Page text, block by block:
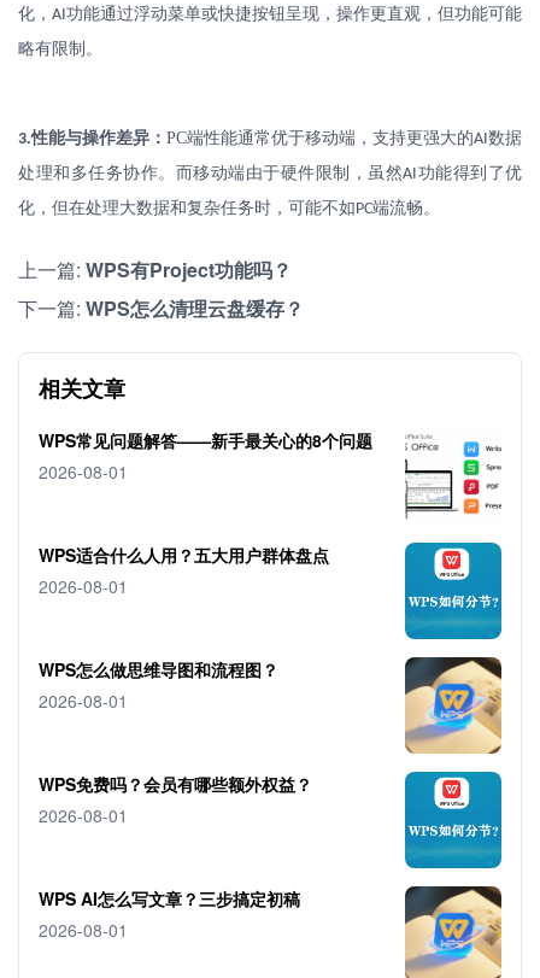
化， AI功能通过浮动菜单或快捷按钮呈现，操作更直观，但功能可能
略有限制。
3.性能与操作差异： PC端性能通常优于移动端，支持更强大的AI数据
处理和多任务协作。而移动端由于硬件限制，虽然AI功能得到了优
化，但在处理大数据和复杂任务时，可能不如PC端流畅。
上一篇: WPS有Project功能吗？
下一篇: WPS怎么清理云盘缓存？
相关文章
WPS常见问题解答——新手最关心的8个问题
2026-08-01
WPS适合什么人用？五大用户群体盘点
2026-08-01
WPS怎么做思维导图和流程图？
2026-08-01
WPS免费吗？会员有哪些额外权益？
2026-08-01
WPS AI怎么写文章？三步搞定初稿
2026-08-01